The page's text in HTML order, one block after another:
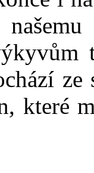
ze
které